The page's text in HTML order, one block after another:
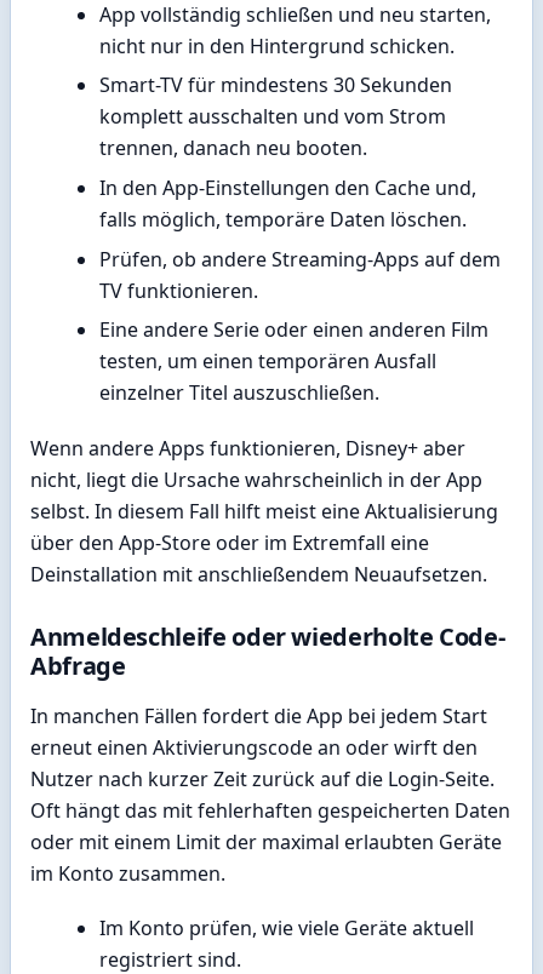
App vollständig schließen und neu starten,
nicht nur in den Hintergrund schicken.
Smart-TV für mindestens 30 Sekunden
komplett ausschalten und vom Strom
trennen, danach neu booten.
In den App-Einstellungen den Cache und,
falls möglich, temporäre Daten löschen.
Prüfen, ob andere Streaming-Apps auf dem
TV funktionieren.
Eine andere Serie oder einen anderen Film
testen, um einen temporären Ausfall
einzelner Titel auszuschließen.
Wenn andere Apps funktionieren, Disney+ aber
nicht, liegt die Ursache wahrscheinlich in der App
selbst. In diesem Fall hilft meist eine Aktualisierung
über den App-Store oder im Extremfall eine
Deinstallation mit anschließendem Neuaufsetzen.
Anmeldeschleife oder wiederholte Code-
Abfrage
In manchen Fällen fordert die App bei jedem Start
erneut einen Aktivierungscode an oder wirft den
Nutzer nach kurzer Zeit zurück auf die Login-Seite.
Oft hängt das mit fehlerhaften gespeicherten Daten
oder mit einem Limit der maximal erlaubten Geräte
im Konto zusammen.
Im Konto prüfen, wie viele Geräte aktuell
registriert sind.